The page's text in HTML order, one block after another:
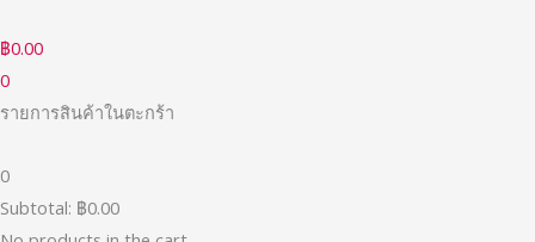
to
content
฿0.00
0
รายการสินค้าในตะกร้า
0
Subtotal: ฿0.00